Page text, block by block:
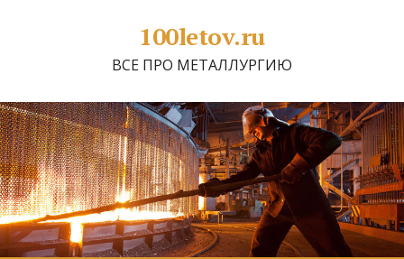
100letov.ru
ВСЕ ПРО МЕТАЛЛУРГИЮ